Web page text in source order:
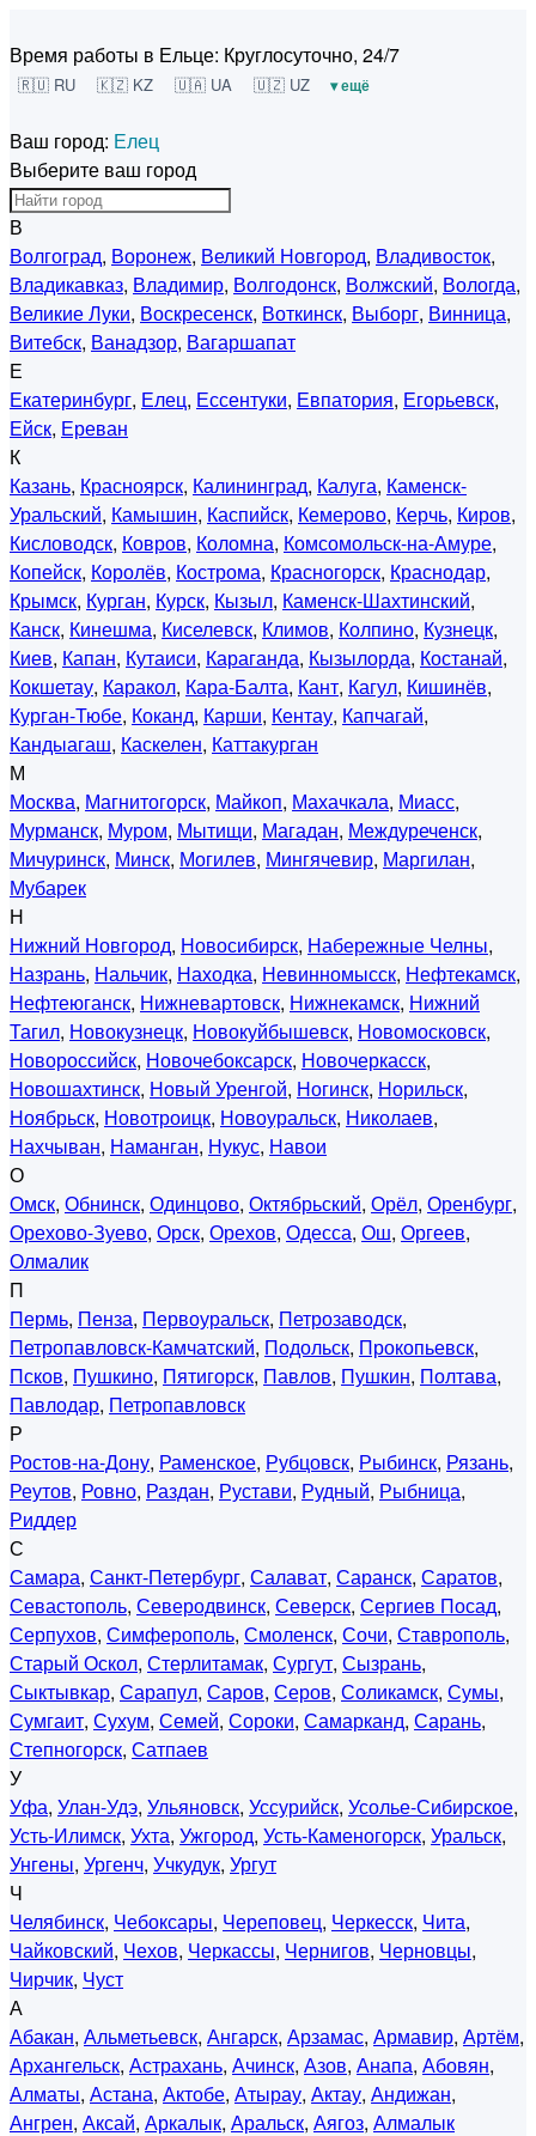
Время работы в Ельце: Круглосуточно, 24/7
🇷🇺 RU 🇰🇿 KZ 🇺🇦 UA 🇺🇿 UZ ▾ ещё
Ваш город: Елец
Выберите ваш город
В
Волгоград, Воронеж, Великий Новгород, Владивосток,
Владикавказ, Владимир, Волгодонск, Волжский, Вологда,
Великие Луки, Воскресенск, Воткинск, Выборг, Винница,
Витебск, Ванадзор, Вагаршапат
Е
Екатеринбург, Елец, Ессентуки, Евпатория, Егорьевск,
Ейск, Ереван
К
Казань, Красноярск, Калининград, Калуга, Каменск-
Уральский, Камышин, Каспийск, Кемерово, Керчь, Киров,
Кисловодск, Ковров, Коломна, Комсомольск-на-Амуре,
Копейск, Королёв, Кострома, Красногорск, Краснодар,
Крымск, Курган, Курск, Кызыл, Каменск-Шахтинский,
Канск, Кинешма, Киселевск, Климов, Колпино, Кузнецк,
Киев, Капан, Кутаиси, Караганда, Кызылорда, Костанай,
Кокшетау, Каракол, Кара-Балта, Кант, Кагул, Кишинёв,
Курган-Тюбе, Коканд, Карши, Кентау, Капчагай,
Кандыагаш, Каскелен, Каттакурган
М
Москва, Магнитогорск, Майкоп, Махачкала, Миасс,
Мурманск, Муром, Мытищи, Магадан, Междуреченск,
Мичуринск, Минск, Могилев, Мингячевир, Маргилан,
Мубарек
Н
Нижний Новгород, Новосибирск, Набережные Челны,
Назрань, Нальчик, Находка, Невинномысск, Нефтекамск,
Нефтеюганск, Нижневартовск, Нижнекамск, Нижний
Тагил, Новокузнецк, Новокуйбышевск, Новомосковск,
Новороссийск, Новочебоксарск, Новочеркасск,
Новошахтинск, Новый Уренгой, Ногинск, Норильск,
Ноябрьск, Новотроицк, Новоуральск, Николаев,
Нахчыван, Наманган, Нукус, Навои
О
Омск, Обнинск, Одинцово, Октябрьский, Орёл, Оренбург,
Орехово-Зуево, Орск, Орехов, Одесса, Ош, Оргеев,
Олмалик
П
Пермь, Пенза, Первоуральск, Петрозаводск,
Петропавловск-Камчатский, Подольск, Прокопьевск,
Псков, Пушкино, Пятигорск, Павлов, Пушкин, Полтава,
Павлодар, Петропавловск
Р
Ростов-на-Дону, Раменское, Рубцовск, Рыбинск, Рязань,
Реутов, Ровно, Раздан, Рустави, Рудный, Рыбница,
Риддер
С
Самара, Санкт-Петербург, Салават, Саранск, Саратов,
Севастополь, Северодвинск, Северск, Сергиев Посад,
Серпухов, Симферополь, Смоленск, Сочи, Ставрополь,
Старый Оскол, Стерлитамак, Сургут, Сызрань,
Сыктывкар, Сарапул, Саров, Серов, Соликамск, Сумы,
Сумгаит, Сухум, Семей, Сороки, Самарканд, Сарань,
Степногорск, Сатпаев
У
Уфа, Улан-Удэ, Ульяновск, Уссурийск, Усолье-Сибирское,
Усть-Илимск, Ухта, Ужгород, Усть-Каменогорск, Уральск,
Унгены, Ургенч, Учкудук, Ургут
Ч
Челябинск, Чебоксары, Череповец, Черкесск, Чита,
Чайковский, Чехов, Черкассы, Чернигов, Черновцы,
Чирчик, Чуст
А
Абакан, Альметьевск, Ангарск, Арзамас, Армавир, Артём,
Архангельск, Астрахань, Ачинск, Азов, Анапа, Абовян,
Алматы, Астана, Актобе, Атырау, Актау, Андижан,
Ангрен, Аксай, Аркалык, Аральск, Аягоз, Алмалык